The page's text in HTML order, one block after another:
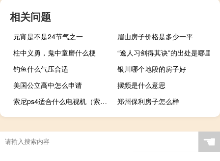
相关问题
元宵是不是24节气之一
眉山房子价格是多少一平
柱中义勇，鬼中童磨什么梗
“逸人习剑得其诀”的出处是哪里
钓鱼什么气压合适
银川哪个地段的房子好
美国公立高中怎么申请
摆频是什么意思
索尼ps4适合什么电视机（索尼ps4使用教程）
郑州保利房子怎么样
☚